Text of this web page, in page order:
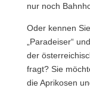
nur noch
Oder kennen
„Paradeiser“
der
fragt?Sie
die Aprikosen